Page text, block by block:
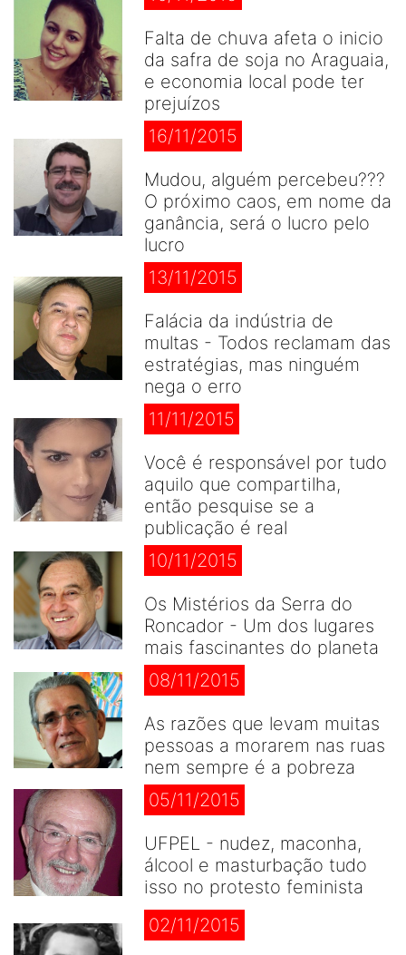
Falta de chuva afeta o inicio
da safra de soja no Araguaia,
e economia local pode ter
prejuízos
16/11/2015
Mudou, alguém percebeu???
O próximo caos, em nome da
ganância, será o lucro pelo
lucro
13/11/2015
Falácia da indústria de
multas - Todos reclamam das
estratégias, mas ninguém
nega o erro
11/11/2015
Você é responsável por tudo
aquilo que compartilha,
então pesquise se a
publicação é real
10/11/2015
Os Mistérios da Serra do
Roncador - Um dos lugares
mais fascinantes do planeta
08/11/2015
As razões que levam muitas
pessoas a morarem nas ruas
nem sempre é a pobreza
05/11/2015
UFPEL - nudez, maconha,
álcool e masturbação tudo
isso no protesto feminista
02/11/2015